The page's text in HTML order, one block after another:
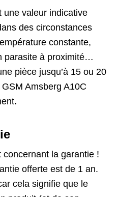
une valeur indicative
des circonstances
constante,
parasite à proximité…
pièce jusqu’à 15 ou 20
Amsberg A10C
.
la garantie !
offerte est de 1 an.
cela signifie que le